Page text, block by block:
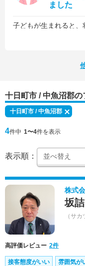
ました
何より、とても親身になって対応してくださって
十日町市 / 中魚沼郡
十日町市 / 中魚沼郡
4件中 1〜4件を表示
表示順：
株式
坂
（サカ
高評価レビュー 2件
接客態度がいい 雰囲気が